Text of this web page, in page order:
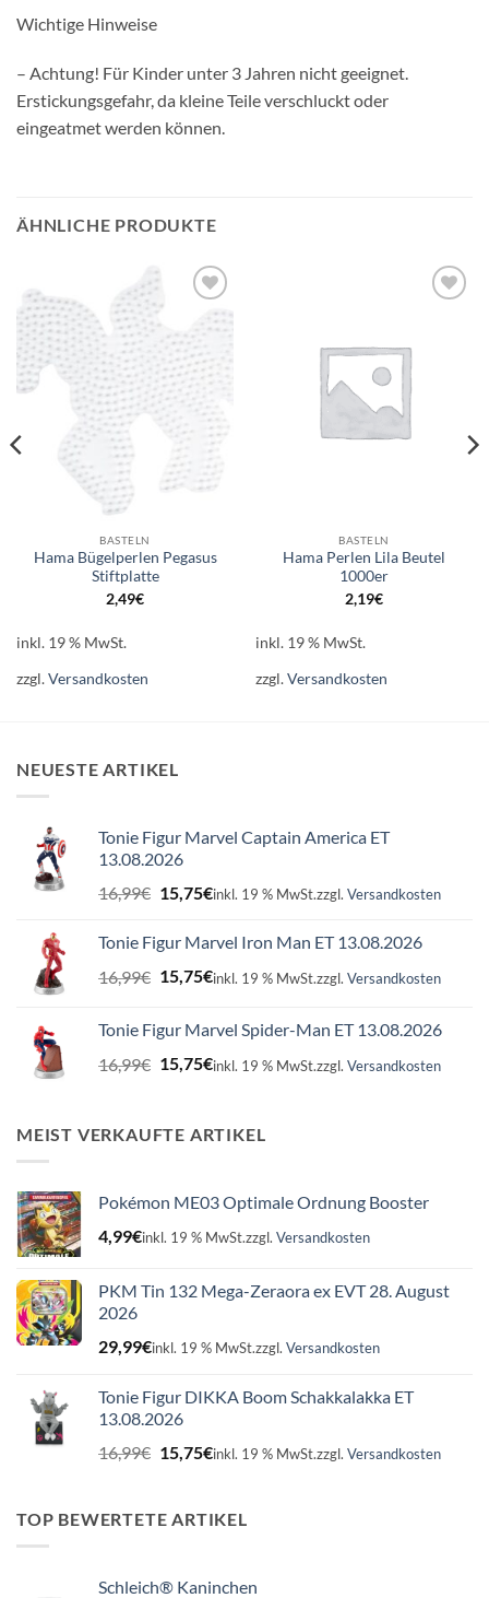
Wichtige Hinweise
– Achtung! Für Kinder unter 3 Jahren nicht geeignet.
Erstickungsgefahr, da kleine Teile verschluckt oder
eingeatmet werden können.
ÄHNLICHE PRODUKTE
Wunschliste
BASTELN
Hama Bügelperlen Pegasus
Stiftplatte
2,49€
inkl. 19 % MwSt.
zzgl.Versandkosten
BASTELN
Hama Perlen Lila Beutel
1000er
2,19€
inkl. 19 % MwSt.
zzgl.Versandkosten
NEUESTE ARTIKEL
Tonie Figur Marvel Captain America ET
13.08.2026
16,99€ Ursprünglicher
Preis
16,99€
15,75€Aktueller
15,75€.
inkl. 19 % MwSt.zzgl. Versandkosten
Tonie Figur Marvel Iron Man ET 13.08.2026
16,99€ Ursprünglicher
16,99€
15,75€Aktueller
15,75€.
inkl. 19 % MwSt.zzgl. Versandkosten
Tonie Figur Marvel Spider-Man ET 13.08.2026
16,99€ Ursprünglicher
16,99€
15,75€Aktueller
15,75€.
inkl. 19 % MwSt.zzgl. Versandkosten
MEIST VERKAUFTE ARTIKEL
Pokémon ME03 Optimale Ordnung Booster
4,99€inkl. 19 % MwSt.zzgl. Versandkosten
PKM Tin 132 Mega-Zeraora ex EVT 28. August
2026
29,99€inkl. 19 % MwSt.zzgl. Versandkosten
Tonie Figur DIKKA Boom Schakkalakka ET
13.08.2026
16,99€ Ursprünglicher
Preis
16,99€
15,75€Aktueller
15,75€.
inkl. 19 % MwSt.zzgl. Versandkosten
TOP BEWERTETE ARTIKEL
Schleich® Kaninchen